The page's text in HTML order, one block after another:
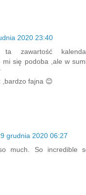
2020 23:40
zawartość
mi się podoba ,ale w
,bardzo fajna 😊
grudnia 2020 06:27
much. So incredible